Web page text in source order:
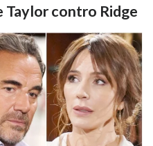
Taylor contro Ridge